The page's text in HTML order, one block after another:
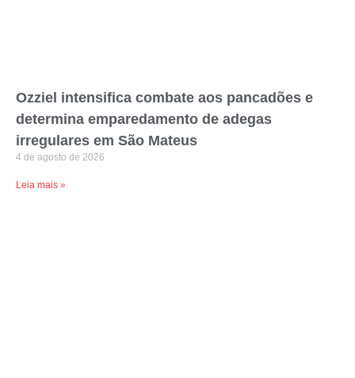
Ozziel intensifica combate aos pancadões e
determina emparedamento de adegas
irregulares em São Mateus
4 de agosto de 2026
Leia mais »